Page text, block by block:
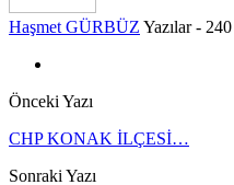
Haşmet GÜRBÜZ Yazılar - 240
Önceki Yazı
CHP KONAK İLÇESİ…
Sonraki Yazı